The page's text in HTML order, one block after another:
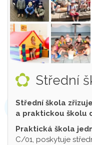
Střední
Střední škola
a praktickou školu
Praktická škola
C/01, poskytuje